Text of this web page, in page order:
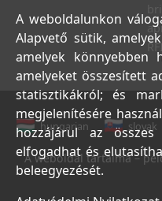
hungarian slovak
A weboldal tartalma –
A weboldalunkon
Alapvető sütik,
amelyek könnyebben
amelyeket összesített
statisztikákról; és
megjelenítésére
hozzájárul az
elfogadhat és
beleegyezését.